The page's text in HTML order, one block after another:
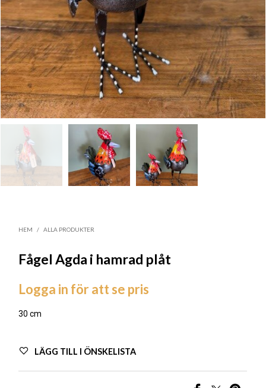
HEM / ALLA PRODUKTER
Fågel Agda i hamrad plåt
Logga in för att se pris
30 cm
LÄGG TILL I ÖNSKELISTA